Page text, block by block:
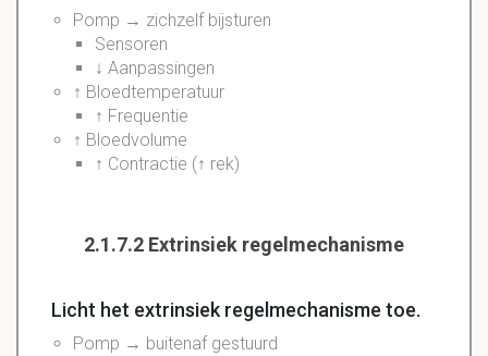
Pomp → zichzelf bijsturen
Sensoren
↓ Aanpassingen
↑ Bloedtemperatuur
↑ Frequentie
↑ Bloedvolume
↑ Contractie (↑ rek)
2.1.7.2 Extrinsiek regelmechanisme
Licht het extrinsiek regelmechanisme toe.
Pomp → buitenaf gestuurd